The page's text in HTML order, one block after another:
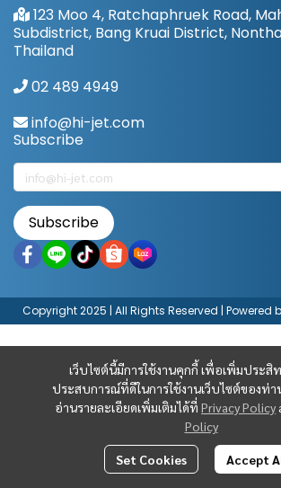
เว็บไซต์นี้มีการใช้งานคุกกี้ เพื่อเพิ่มประสิ
ประสบการณ์ที่ดีในการใช้งานเว็บไซต์ของท่า
อ่านรายละเอียดเพิ่มเติมได้ที่ Privacy Policy
Policy
Set Cookies Accept
123 Moo 4, Ratchaphruek Road,
Subdistrict, Bang Kruai District,
Thailand
02 489 4949
info@hi-jet.com
Subscribe
Subscribe
Copyright 2025 | All Rights Reserved | Powered